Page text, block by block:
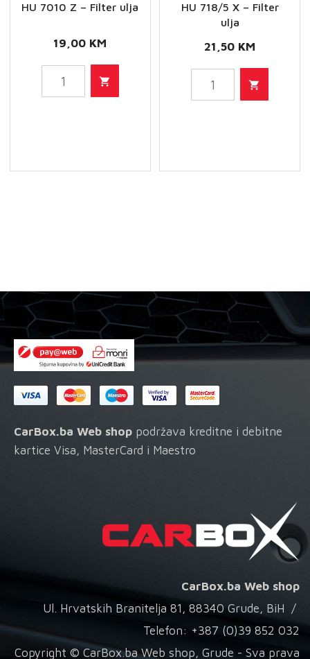
HU 7010 Z – Filter ulja
19,00 KM
7010
HU 718/5 X – Filter
ulja
21,50 KM
718/5
Filter
CarBox.ba Web shop podržava kreditne i debitne
kartice Visa, MasterCard i Maestro
CarBox.ba Web shop
Ul. Hrvatskih Branitelja 81, 88340 Grude, BiH /
Telefon: +387 (0)39 852 032
Copyright © CarBox.ba Web shop, Grude - Sva prava